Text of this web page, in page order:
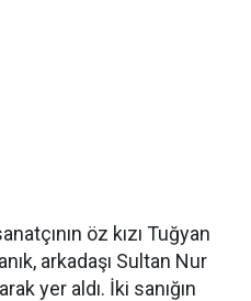
öz kızı Tuğyan
arkadaşı Sultan Nur
yer aldı. İki sanığın